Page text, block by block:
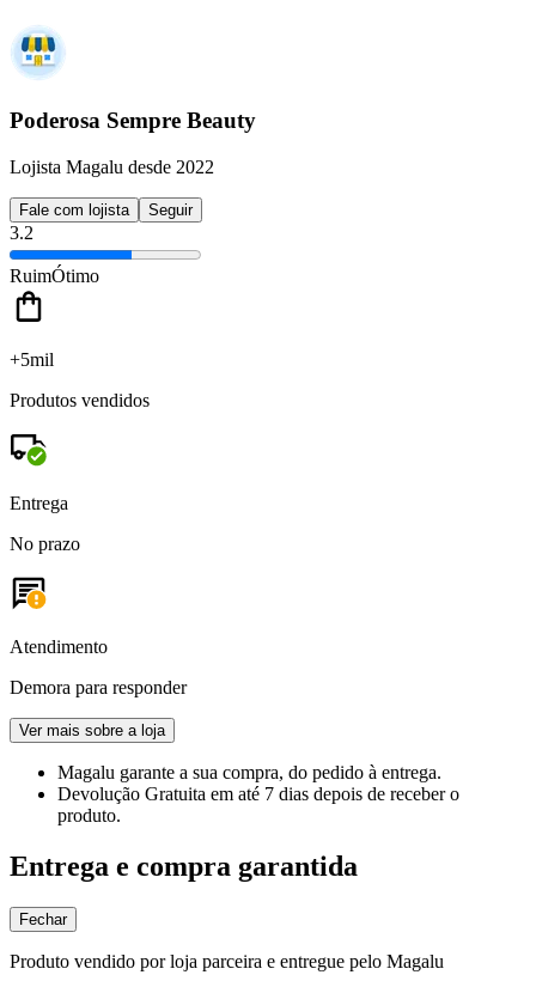
Poderosa Sempre Beauty
Lojista Magalu desde 2022
Fale com lojista Seguir
3.2
RuimÓtimo
+5mil
Produtos vendidos
Entrega
No prazo
Atendimento
Demora para responder
Ver mais sobre a loja
Magalu garante a sua compra, do pedido à entrega.
Devolução Gratuita em até 7 dias depois de receber o
produto.
Entrega e compra garantida
Fechar
Produto vendido por loja parceira e entregue pelo Magalu